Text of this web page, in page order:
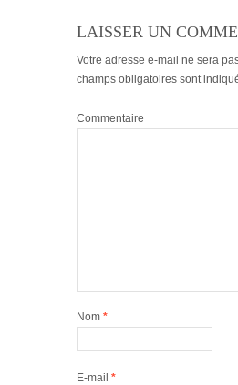
LAISSER UN
Votre adresse e-mail ne sera
champs obligatoires sont
Commentaire
Nom *
E-mail *